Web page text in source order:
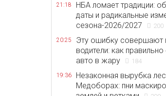
21:18
НБА ломает традиции:
даты и радикальные
сезона-2026/2027
200
20:25
Эту ошибку совершают
водители: как
авто в жару
184
19:36
Незаконная вырубка
Медоборах: пни